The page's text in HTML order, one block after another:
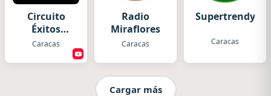
Circuito
Éxitos
Caracas
Caracas
Radio
Miraflores
Caracas
Supertrendy
Caracas
Cargar más